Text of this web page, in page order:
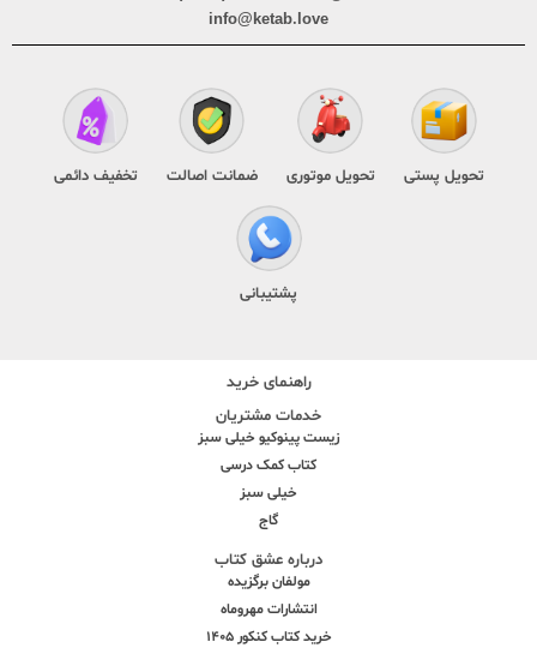
info@ketab.love
تحویل پستی تحویل موتوری ضمانت اصالت تخفیف دائمی
پشتیبانی
راهنمای خرید
خدمات مشتریان
زیست پینوکیو خیلی سبز
کتاب کمک درسی
خیلی سبز
گاج
درباره عشق کتاب
مولفان برگزیده
انتشارات مهروماه
خرید کتاب کنکور 1405